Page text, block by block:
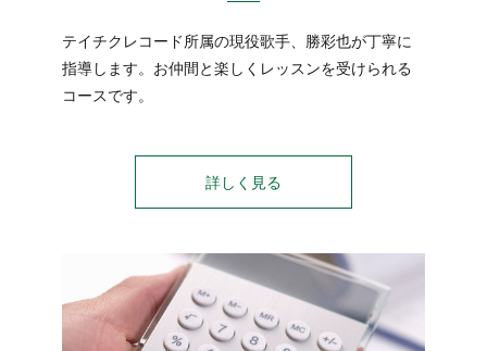
テイチクレコード所属の現役歌手、勝彩也が丁寧に
指導します。お仲間と楽しくレッスンを受けられる
コースです。
詳しく見る